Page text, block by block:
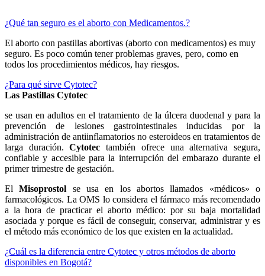
¿Qué tan seguro es el aborto con Medicamentos.?
El aborto con pastillas abortivas (aborto con medicamentos) es muy
seguro. Es poco común tener problemas graves, pero, como en
todos los procedimientos médicos, hay riesgos.
¿Para qué sirve Cytotec?
Las Pastillas Cytotec
se usan en adultos en el tratamiento de la úlcera duodenal y para la
prevención de lesiones gastrointestinales inducidas por la
administración de antiinflamatorios no esteroideos en tratamientos de
larga duración. Cytotec también ofrece una alternativa segura,
confiable y accesible para la interrupción del embarazo durante el
primer trimestre de gestación.
ElMisoprostol se usa en los abortos llamados «médicos» o
farmacológicos. La OMS lo considera el fármaco más recomendado
a la hora de practicar el aborto médico: por su baja mortalidad
asociada y porque es fácil de conseguir, conservar, administrar y es
el método más económico de los que existen en la actualidad.
¿Cuál es la diferencia entre Cytotec y otros métodos de aborto
disponibles en Bogotá?